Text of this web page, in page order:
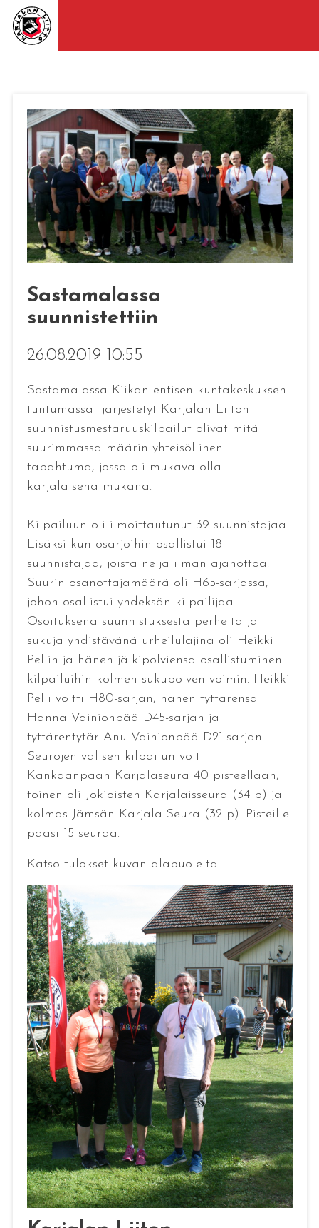
Sastamalassa
suunnistettiin
26.08.2019 10:55
Sastamalassa Kiikan entisen kuntakeskuksen
tuntumassa järjestetyt Karjalan Liiton
suunnistusmestaruuskilpailut olivat mitä
suurimmassa määrin yhteisöllinen
tapahtuma, jossa oli mukava olla
karjalaisena mukana.
Kilpailuun oli ilmoittautunut 39 suunnistajaa.
Lisäksi kuntosarjoihin osallistui 18
suunnistajaa, joista neljä ilman ajanottoa.
Suurin osanottajamäärä oli H65-sarjassa,
johon osallistui yhdeksän kilpailijaa.
Osoituksena suunnistuksesta perheitä ja
sukuja yhdistävänä urheilulajina oli Heikki
Pellin ja hänen jälkipolviensa osallistuminen
kilpailuihin kolmen sukupolven voimin. Heikki
Pelli voitti H80-sarjan, hänen tyttärensä
Hanna Vainionpää D45-sarjan ja
tyttärentytär Anu Vainionpää D21-sarjan.
Seurojen välisen kilpailun voitti
Kankaanpään Karjalaseura 40 pisteellään,
toinen oli Jokioisten Karjalaisseura (34 p) ja
kolmas Jämsän Karjala-Seura (32 p). Pisteille
pääsi 15 seuraa.
Katso tulokset kuvan alapuolelta.